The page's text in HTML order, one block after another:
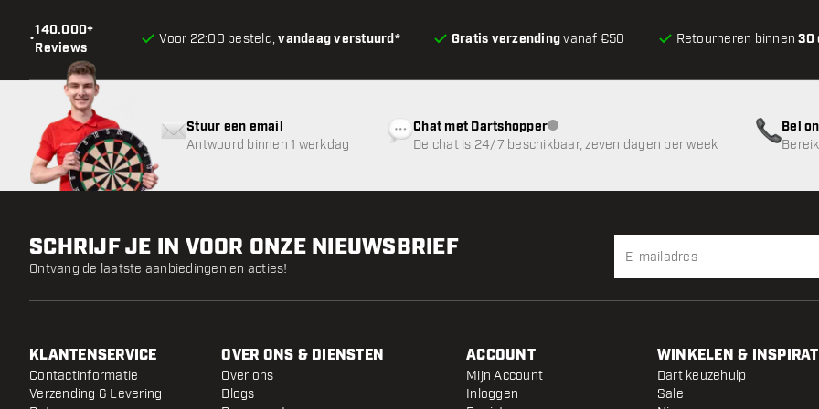
•
140.000+
Reviews
Voor 22:00 besteld,vandaag verstuurd* Gratis verzendingvanaf €50 Retourneren binnen30
Stuur een email
Antwoord binnen 1 werkdag
Chat met Dartshopperklantenservice niet beschikbaar
De chat is 24/7 beschikbaar, zeven dagen per week
Bel
SCHRIJF JE IN VOOR ONZE NIEUWSBRIEF
Ontvang de laatste aanbiedingen en acties!
KLANTENSERVICE
Contactinformatie
Verzending & Levering
OVER ONS & DIENSTEN
Over ons
Blogs
ACCOUNT
Mijn Account
Inloggen
WINKELEN &
Dart keuzehulp
Sale